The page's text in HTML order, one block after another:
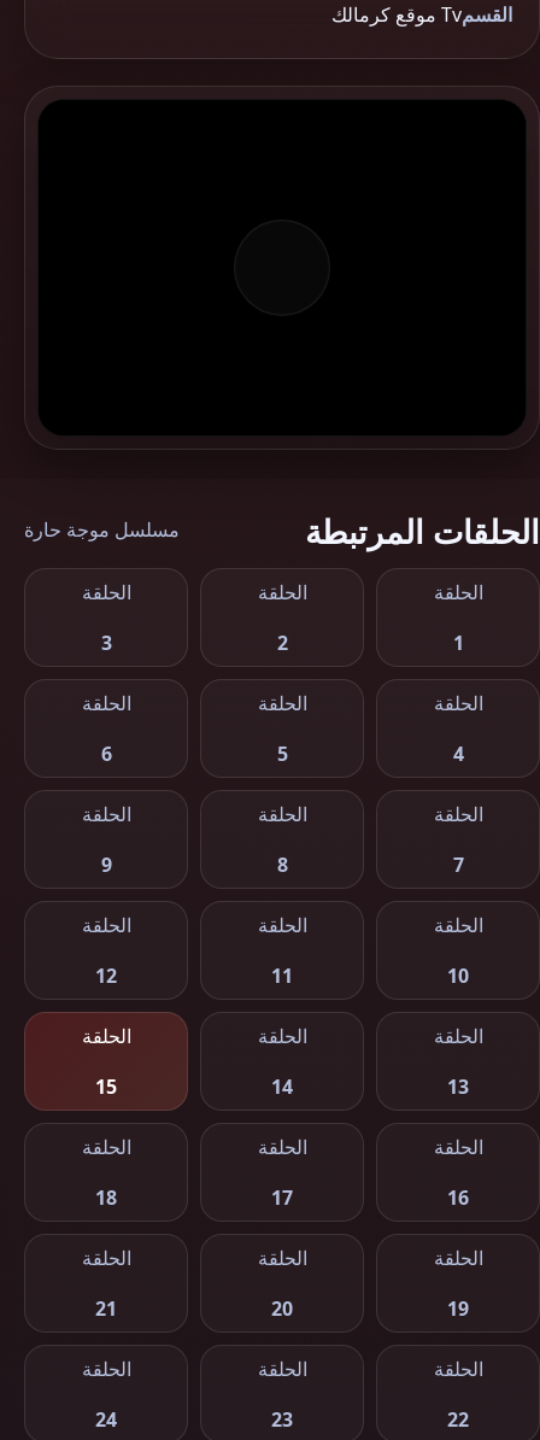
القسمTv موقع كرمالك
الحلقات المرتبطة مسلسل موجة حارة
الحلقة
1
الحلقة
2
الحلقة
3
الحلقة
4
الحلقة
5
الحلقة
6
الحلقة
7
الحلقة
8
الحلقة
9
الحلقة
10
الحلقة
11
الحلقة
12
الحلقة
13
الحلقة
14
الحلقة
15
الحلقة
16
الحلقة
17
الحلقة
18
الحلقة
19
الحلقة
20
الحلقة
21
الحلقة
22
الحلقة
23
الحلقة
24